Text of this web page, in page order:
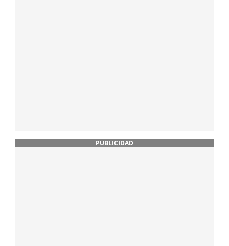
PUBLICIDAD